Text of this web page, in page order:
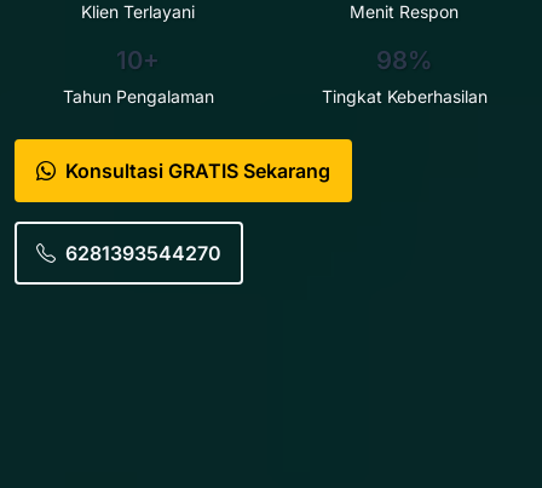
Klien Terlayani Menit Respon
10+
Tahun Pengalaman
98%
Tingkat Keberhasilan
Konsultasi GRATIS Sekarang
6281393544270